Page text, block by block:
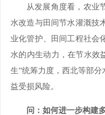
从发展角度看，农业
水改造与田间节水灌溉技
业化管护、田间工程社会
水的内生动力，在节水效
生”统筹力度，西北等部
益受损风险。
问：如何进一步构建